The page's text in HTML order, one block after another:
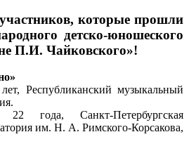
которые прошли
детско-юношеского
П.И. Чайковского»!
Республиканский музыкальный
года, Санкт-Петербургская
им. Н. А. Римского-Корсакова,